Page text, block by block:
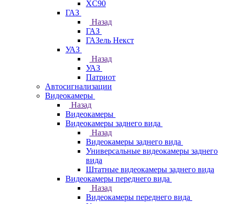
XC90
ГАЗ
Назад
ГАЗ
ГАЗель Некст
УАЗ
Назад
УАЗ
Патриот
Автосигнализации
Видеокамеры
Назад
Видеокамеры
Видеокамеры заднего вида
Назад
Видеокамеры заднего вида
Универсальные видеокамеры заднего
вида
Штатные видеокамеры заднего вида
Видеокамеры переднего вида
Назад
Видеокамеры переднего вида